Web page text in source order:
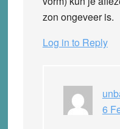
zon ongeveer is.
Log in to Reply
6